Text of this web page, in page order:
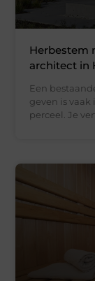
Herbestem
architect in
Een
geven is
perceel. Je